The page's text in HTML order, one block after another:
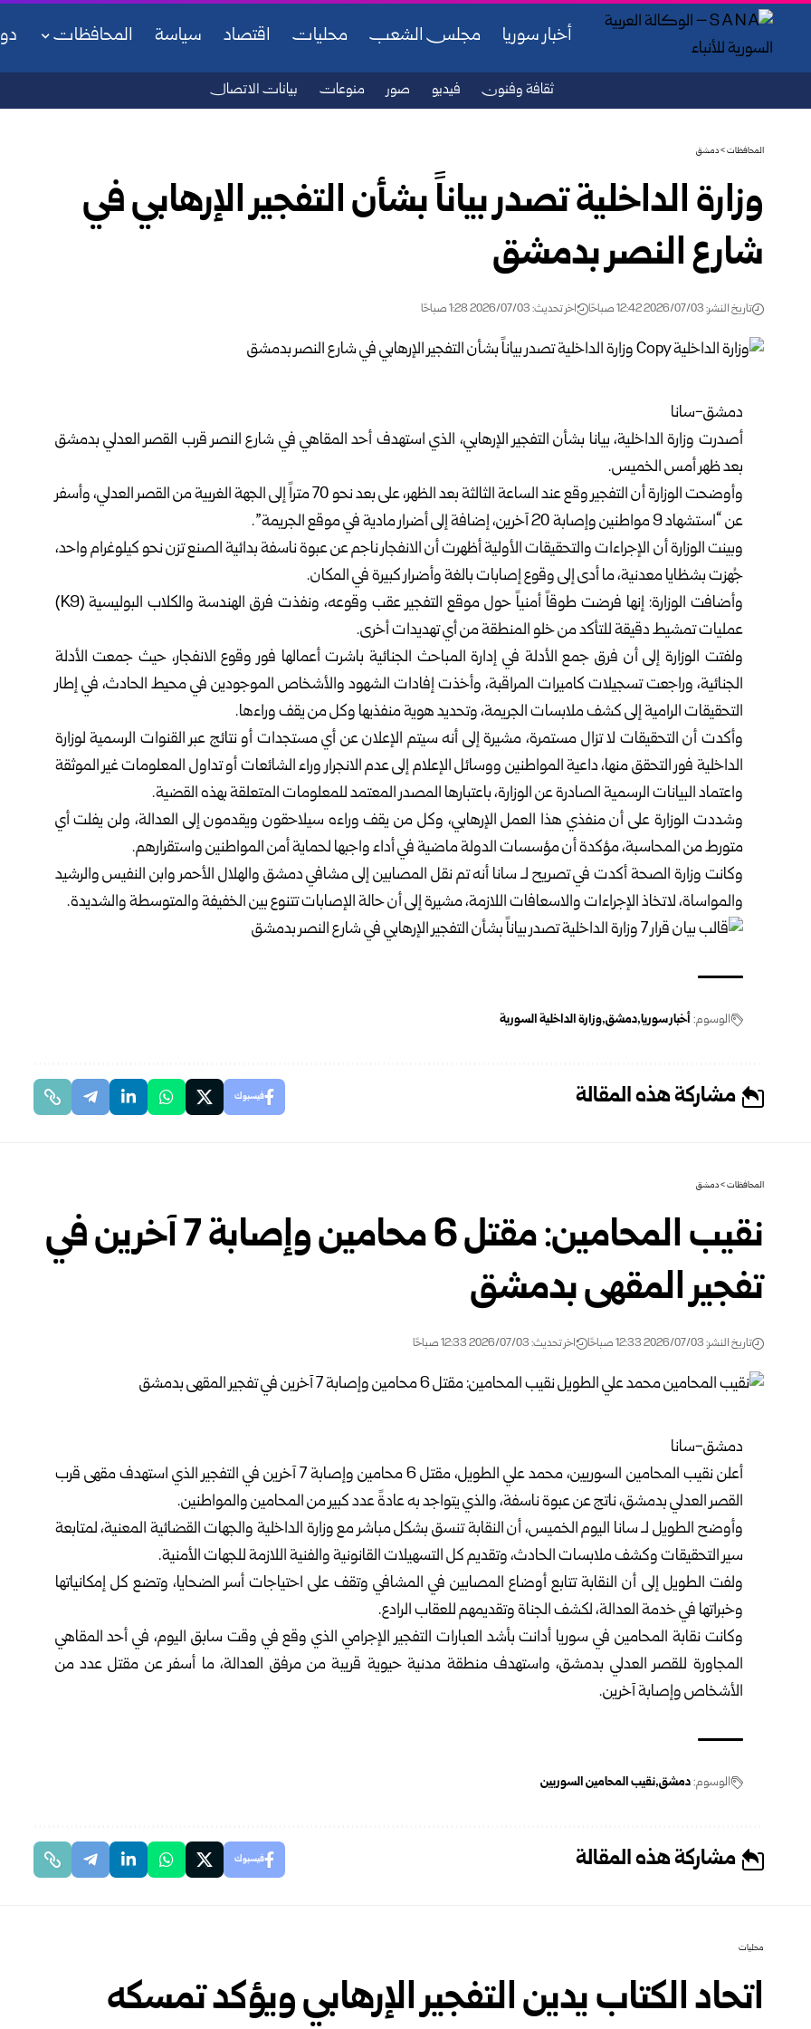
أخبار سوريا مجلس الشعب محليات اقتصاد سياسة المحافظات
ثقافة وفنون فيديو صور منوعات بيانات الاتصال
المحافظات>دمشق
وزارة الداخلية تصدر بياناً بشأن التفجير الإرهابي في
شارع النصر بدمشق
تاريخ النشر: 2026/07/03 12:42 صباحًا اخر تحديث: 2026/07/03 1:28 صباحًا
دمشق-سانا
أصدرت وزارة الداخلية، بيانا بشأن التفجير الإرهابي، الذي استهدف أحد المقاهي في شارع النصر قرب القصر العدلي بدمشق
بعد ظهر أمس الخميس.
وأوضحت الوزارة أن التفجير وقع عند الساعة الثالثة بعد الظهر، على بعد نحو 70 متراً إلى الجهة الغربية من القصر العدلي، وأسفر
عن “استشهاد 9 مواطنين وإصابة 20 آخرين، إضافة إلى أضرار مادية في موقع الجريمة”.
وبينت الوزارة أن الإجراءات والتحقيقات الأولية أظهرت أن الانفجار ناجم عن عبوة ناسفة بدائية الصنع تزن نحو كيلوغرام واحد،
جُهزت بشظايا معدنية، ما أدى إلى وقوع إصابات بالغة وأضرار كبيرة في المكان.
وأضافت الوزارة: إنها فرضت طوقاً أمنياً حول موقع التفجير عقب وقوعه، ونفذت فرق الهندسة والكلاب البوليسية (K9)
عمليات تمشيط دقيقة للتأكد من خلو المنطقة من أي تهديدات أخرى.
ولفتت الوزارة إلى أن فرق جمع الأدلة في إدارة المباحث الجنائية باشرت أعمالها فور وقوع الانفجار، حيث جمعت الأدلة
الجنائية، وراجعت تسجيلات كاميرات المراقبة، وأخذت إفادات الشهود والأشخاص الموجودين في محيط الحادث، في إطار
التحقيقات الرامية إلى كشف ملابسات الجريمة، وتحديد هوية منفذيها وكل من يقف وراءها.
وأكدت أن التحقيقات لا تزال مستمرة، مشيرة إلى أنه سيتم الإعلان عن أي مستجدات أو نتائج عبر القنوات الرسمية لوزارة
الداخلية فور التحقق منها، داعية المواطنين ووسائل الإعلام إلى عدم الانجرار وراء الشائعات أو تداول المعلومات غير الموثقة
واعتماد البيانات الرسمية الصادرة عن الوزارة، باعتبارها المصدر المعتمد للمعلومات المتعلقة بهذه القضية.
وشددت الوزارة على أن منفذي هذا العمل الإرهابي، وكل من يقف وراءه سيلاحقون ويقدمون إلى العدالة، ولن يفلت أي
متورط من المحاسبة، مؤكدة أن مؤسسات الدولة ماضية في أداء واجبها لحماية أمن المواطنين واستقرارهم.
وكانت وزارة الصحة أكدت في تصريح لـ سانا أنه تم نقل المصابين إلى مشافي دمشق والهلال الأحمر وابن النفيس والرشيد
والمواساة، لاتخاذ الإجراءات والاسعافات اللازمة، مشيرة إلى أن حالة الإصابات تتنوع بين الخفيفة ‏والمتوسطة والشديدة.‏
الوسوم: أخبار سوريا دمشق وزارة الداخلية السورية
مشاركة هذه المقالة فيسبوك
المحافظات>دمشق
نقيب المحامين: مقتل 6 محامين وإصابة 7 آخرين في
تفجير المقهى بدمشق
تاريخ النشر: 2026/07/03 12:33 صباحًا اخر تحديث: 2026/07/03 12:33 صباحًا
دمشق-سانا
أعلن نقيب المحامين السوريين، محمد علي الطويل، مقتل 6 محامين وإصابة 7 آخرين في التفجير الذي استهدف مقهى قرب
القصر العدلي بدمشق، ناتج عن عبوة ناسفة، والذي يتواجد به عادةً عدد كبير من المحامين والمواطنين.
وأوضح الطويل لـ سانا اليوم الخميس، أن النقابة تنسق بشكل مباشر مع وزارة الداخلية والجهات القضائية المعنية، لمتابعة
سير التحقيقات وكشف ملابسات الحادث، وتقديم كل التسهيلات القانونية والفنية اللازمة للجهات الأمنية.
ولفت الطويل إلى أن النقابة تتابع أوضاع المصابين في المشافي وتقف على احتياجات أسر الضحايا، وتضع كل إمكانياتها
وخبراتها في خدمة العدالة، لكشف الجناة وتقديمهم للعقاب الرادع.
وكانت نقابة المحامين في سوريا أدانت بأشد العبارات التفجير الإجرامي الذي وقع في وقت سابق اليوم، في أحد المقاهي
المجاورة للقصر العدلي بدمشق، واستهدف منطقة مدنية حيوية قريبة من مرفق العدالة، ما أسفر عن مقتل عدد من
الأشخاص وإصابة آخرين.
الوسوم:دمشق نقيب المحامين السوريين
مشاركة هذه المقالة فيسبوك
محليات
اتحاد الكتاب يدين التفجير الإرهابي ويؤكد تمسكه